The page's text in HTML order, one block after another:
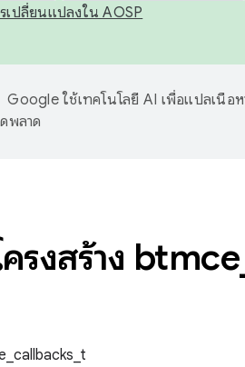
เปลี่ยนแปลงใน AOSP
Google ใช้เทคโนโลยี AI เพื่อแปลเนื้อ
พลาด
ครงสร้าง btmce